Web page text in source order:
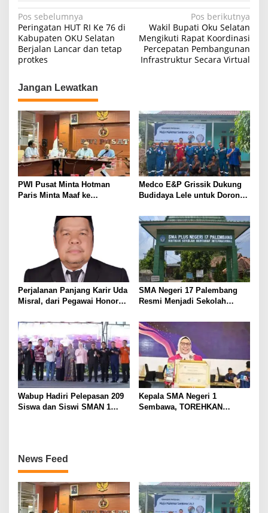
W
N
N
a
v
i
g
a
s
i
p
o
s
Pos sebelumnya
Peringatan HUT RI Ke 76 di
Kabupaten OKU Selatan
Berjalan Lancar dan tetap
protkes
Pos berikutnya
Wakil Bupati Oku Selatan
Mengikuti Rapat Koordinasi
Percepatan Pembangunan
Infrastruktur Secara Virtual
Jangan Lewatkan
PWI Pusat Minta Hotman
Paris Minta Maaf ke
Pers Harus Dihormati
Medco E&P Grissik Dukung
Budidaya Lele untuk Dorong
Masyarakat
Perjalanan Panjang Karir Uda
Misral, dari Pegawai Honorer
Karir Jabatan Struktural
Eselon III
SMA Negeri 17 Palembang
Resmi Menjadi Sekolah
Wabup Hadiri Pelepasan 209
Siswa dan Siswi SMAN 1
Kepala SMA Negeri 1
Sembawa, TOREHKAN
News Feed